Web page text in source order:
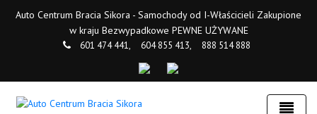
Auto Centrum Bracia Sikora - Samochody od I-Właścicieli Zakupione
w kraju Bezwypadkowe PEWNE UŻYWANE
601 474 441, 604 855 413, 888 514 888